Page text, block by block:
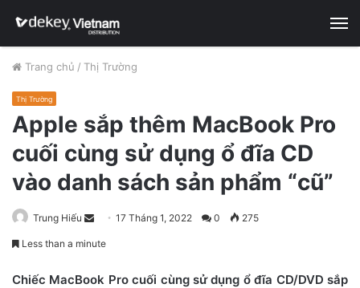
Trang chủ / Thị Trường
Thị Trường
Apple sắp thêm MacBook Pro
cuối cùng sử dụng ổ đĩa CD
vào danh sách sản phẩm “cũ”
Trung Hiếu
d
17 Tháng 1, 2022 0 275
Less than a minute
Chiếc MacBook Pro cuối cùng sử dụng ổ đĩa CD/DVD sắp